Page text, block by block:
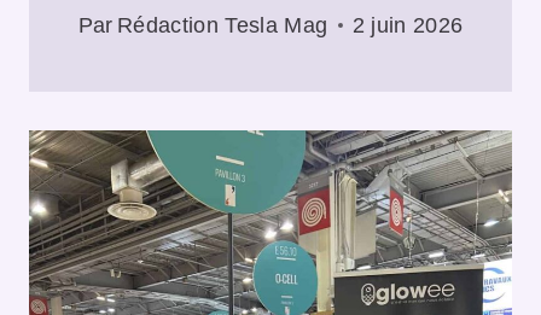
Par Rédaction Tesla Mag 2 juin 2026